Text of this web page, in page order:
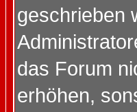
geschrieben
das Forum
erhöhen,